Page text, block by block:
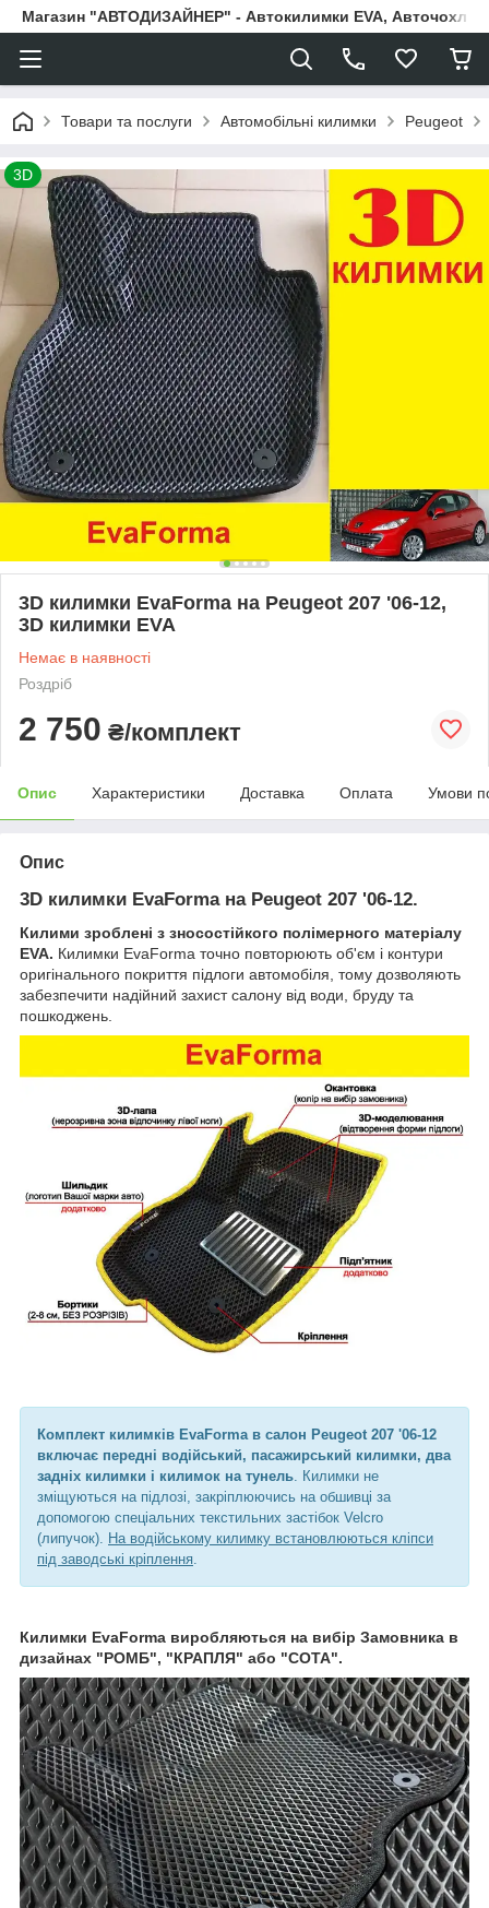
Магазин "АВТОДИЗАЙНЕР" - Автокилимки EVA, Авточохли,
Товари та послуги Автомобільні килимки Peugeot
3D
3D килимки EvaForma на Peugeot 207 '06-12,
3D килимки EVA
Немає в наявності
Роздріб
2 750 ₴/комплект
Опис Характеристики Доставка Оплата Умови
Опис
3D килимки EvaForma на Peugeot 207 '06-12.
Килими зроблені з зносостійкого полімерного матеріалу
EVA. Килимки EvaForma точно повторюють об'єм і контури
оригінального покриття підлоги автомобіля, тому дозволяють
забезпечити надійний захист салону від води, бруду та
пошкоджень.
Комплект килимків EvaForma в салон Peugeot 207 '06-12
включає передні водійський, пасажирський килимки, два
задніх килимки і килимок на тунель. Килимки не
зміщуються на підлозі, закріплюючись на обшивці за
допомогою спеціальних текстильних застібок Velcro
(липучок). На водійському килимку встановлюються кліпси
під заводські кріплення.
Килимки EvaForma виробляються на вибір Замовника в
дизайнах "РОМБ", "КРАПЛЯ" або "СОТА".